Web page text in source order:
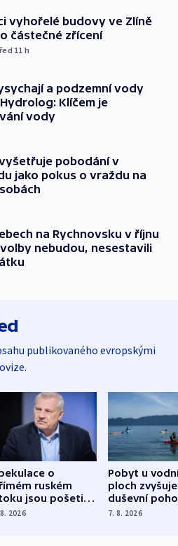
vyhořelé budovy ve Zlíně
částečné zřícení
11 h
a podzemní vody
Klíčem je
vody
pobodání v
jako pokus o vraždu na
na Rychnovsku v říjnu
nebudou, nesestavili
publikovaného evropskými
o
ruském
jsou pošetilé,
estonský
2026
Pobyt u
ploch zvyšuje
duševní
ukázala
7. 8. 2026